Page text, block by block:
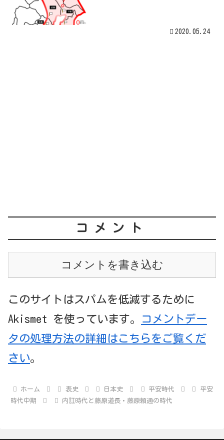
2020.05.24
コメント
コメントを書き込む
このサイトはスパムを低減するために
Akismet を使っています。
コメントデー
タの処理方法の詳細はこちらをご覧くだ
さい。
ホーム 表史 日本史 平安時代
平安
時代中期
内訌時代と藤原道長・藤原頼通の時代